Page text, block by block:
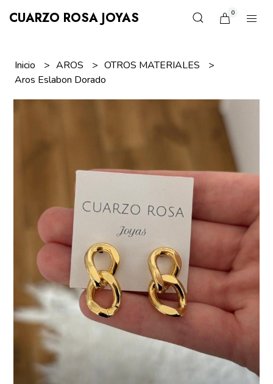
CUARZO ROSA JOYAS 0
Inicio AROS
OTROS MATERIALES
Aros Eslabon Dorado